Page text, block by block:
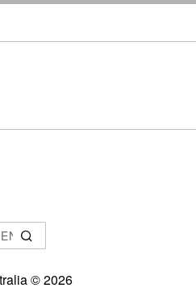
©2026